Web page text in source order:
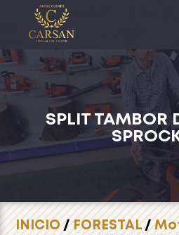
SPLIT TAMBOR
INICIO/FORESTAL/